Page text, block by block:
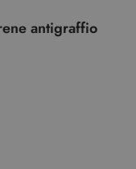
antigraffio